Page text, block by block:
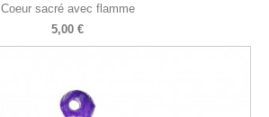
Coeur sacré avec flamme
5,00 €